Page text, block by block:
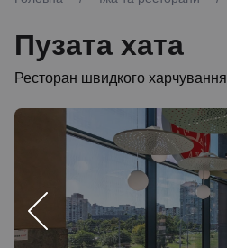
Пузата хата
Ресторан швидкого харчування